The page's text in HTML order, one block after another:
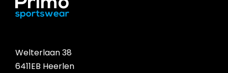
Welterlaan 38
6411EB Heerlen